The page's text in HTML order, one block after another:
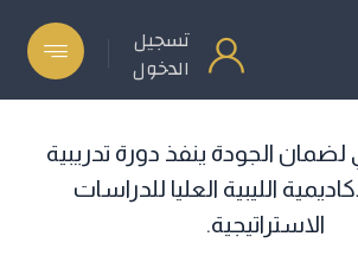
تسجيل
الدخول
لضمان الجودة ينفذ دورة تدريبية
الليبية العليا للدراسات
الاستراتيجية.